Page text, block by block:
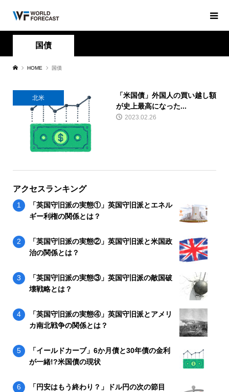
国債
HOME 国債
北米
「米国債」外国人の買い越し額
が史上最高になった...
2023.02.26
アクセスランキング
「英国守旧派の実態①」英国守旧派とエネル
ギー利権の関係とは？
「英国守旧派の実態②」英国守旧派と米国政
治の関係とは？
「英国守旧派の実態③」英国守旧派の敵国破
壊戦略とは？
「英国守旧派の実態④」英国守旧派とアメリ
カ南北戦争の関係とは？
「イールドカーブ」6か月債と30年債の金利
が一緒!?米国債の現状
「円安はもう終わり？」ドル円の次の節目